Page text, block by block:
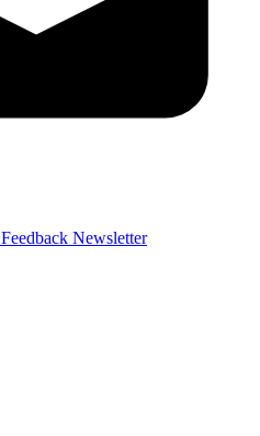
Feedback Newsletter